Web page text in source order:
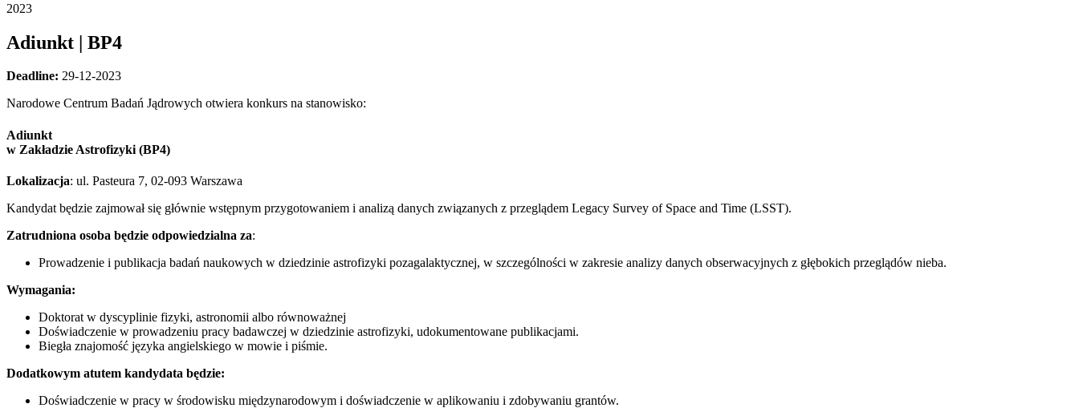
2023
Adiunkt | BP4
Deadline: 29-12-2023
Narodowe Centrum Badań Jądrowych otwiera konkurs na stanowisko:
Adiunkt
w Zakładzie Astrofizyki (BP4)
Lokalizacja: ul. Pasteura 7, 02-093 Warszawa
Kandydat będzie zajmował się głównie wstępnym przygotowaniem i analizą danych związanych z przeglądem Legacy Survey of Space and Time (LSST).
Zatrudniona osoba będzie odpowiedzialna za:
Prowadzenie i publikacja badań naukowych w dziedzinie astrofizyki pozagalaktycznej, w szczególności w zakresie analizy danych obserwacyjnych z głębokich przeglądów nieba.
Wymagania:
Doktorat w dyscyplinie fizyki, astronomii albo równoważnej
Doświadczenie w prowadzeniu pracy badawczej w dziedzinie astrofizyki, udokumentowane publikacjami.
Biegła znajomość języka angielskiego w mowie i piśmie.
Dodatkowym atutem kandydata będzie:
Doświadczenie w pracy w środowisku międzynarodowym i doświadczenie w aplikowaniu i zdobywaniu grantów.